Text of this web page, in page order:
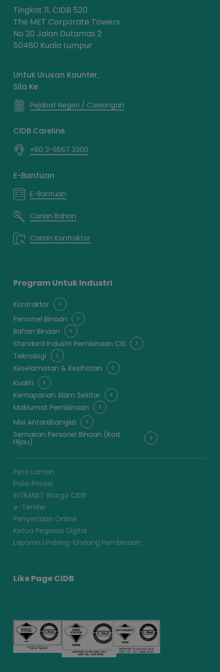
Tingkat 11, CIDB 520
The MET Corporate Towers
No 20 Jalan Dutamas 2
50480 Kuala Lumpur
Untuk Urusan Kaunter,
Sila Ke
Pejabat Negeri / Cawangan
CIDB Careline
+60 3-5567 3300
E-Bantuan
E-Bantuan
Carian Bahan
Carian Kontraktor
Program Untuk Industri
Kontraktor
Personel Binaan
Bahan Binaan
Standard Industri Pembinaan CIS
Teknologi
Keselamatan & Kesihatan
Kualiti
Kemapanan Alam Sekitar
Maklumat Pembinaan
Misi Antarabangsa
Semakan Personel Binaan (Kad
Hijau)
Peta Laman
Polisi Privasi
INTRANET Warga CIDB
e-Tender
Penyertaan Online
Ketua Pegawai Digital
Laporan Undang-Undang Pembinaan
Like Page CIDB